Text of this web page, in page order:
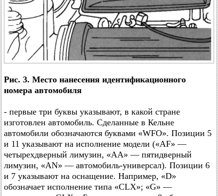
Рис. 3. Место нанесения идентификационного
номера автомобиля
- первые три буквы указывают, в какой стране
изготовлен автомобиль. Сделанные в Кельне
автомобили обозначаются буквами «WFO». Позиции 5
и 11 указывают на исполнение модели («AF» —
четырехдверный лимузин, «АА» — пятидверный
лимузин, «AN» — автомобиль-универсал). Позиции 6
и 7 указывают на оснащение. Например, «D»
обозначает исполнение типа «CLX»; «G» —